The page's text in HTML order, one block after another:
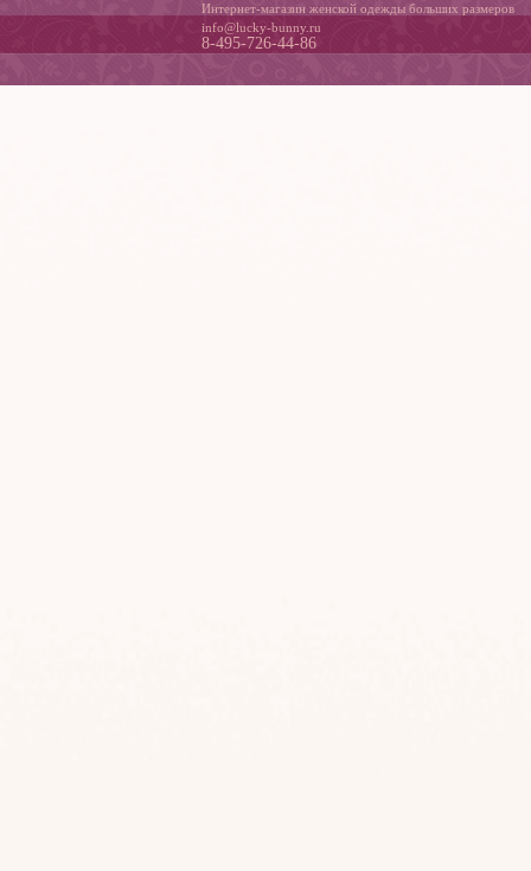
Интернет-магазин женской одежды больших размеров
info@lucky-bunny.ru
8-495-726-44-86